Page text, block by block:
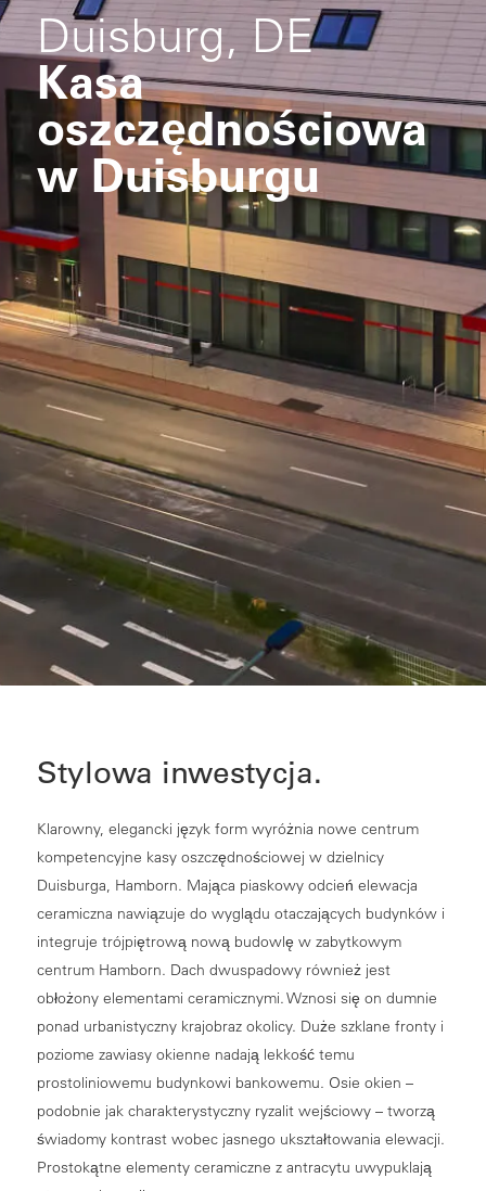
Duisburg, DE
Kasa
oszczędnościowa
w Duisburgu
Stylowa inwestycja.
Klarowny, elegancki język form wyróżnia nowe centrum
kompetencyjne kasy oszczędnościowej w dzielnicy
Duisburga, Hamborn. Mająca piaskowy odcień elewacja
ceramiczna nawiązuje do wyglądu otaczających budynków i
integruje trójpiętrową nową budowlę w zabytkowym
centrum Hamborn. Dach dwuspadowy również jest
obłożony elementami ceramicznymi. Wznosi się on dumnie
ponad urbanistyczny krajobraz okolicy. Duże szklane fronty i
poziome zawiasy okienne nadają lekkość temu
prostoliniowemu budynkowi bankowemu. Osie okien –
podobnie jak charakterystyczny ryzalit wejściowy – tworzą
świadomy kontrast wobec jasnego ukształtowania elewacji.
Prostokątne elementy ceramiczne z antracytu uwypuklają